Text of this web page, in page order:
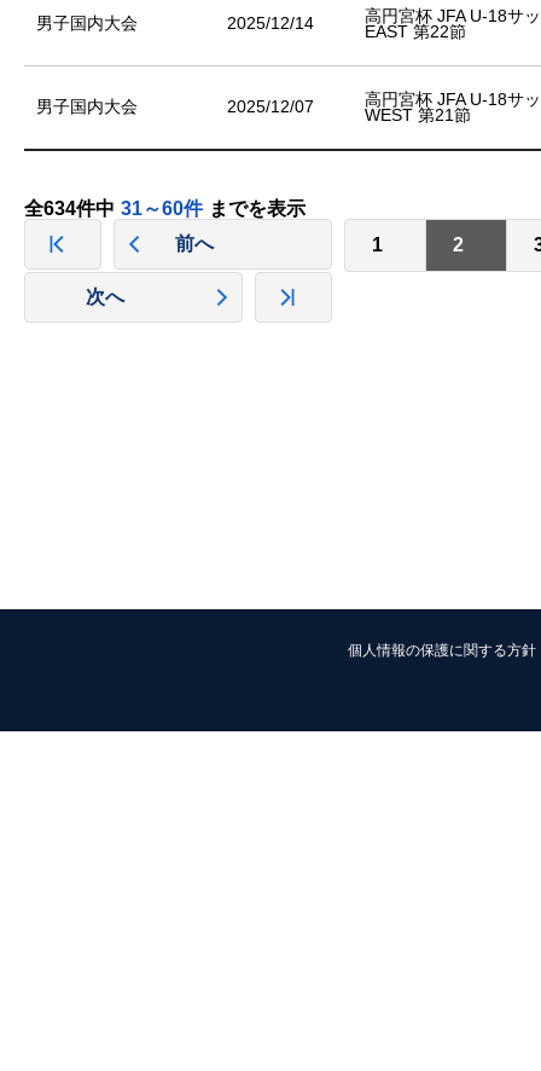
男子国内大会 2025/12/14
高円宮杯 JFA U-18サ
EAST 第22節
男子国内大会 2025/12/07
高円宮杯 JFA U-18サ
WEST 第21節
全634件中 31～60件 までを表示
前へ
1 2
次へ
個人情報の保護に関する方針